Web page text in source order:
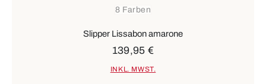
8 Farben
Slipper Lissabon amarone
139,95 €
INKL. MWST.